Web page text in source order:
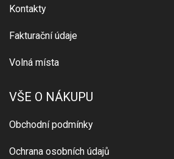
Kontakty
Fakturační údaje
Volná místa
VŠE O NÁKUPU
Obchodní podmínky
Ochrana osobních údajů